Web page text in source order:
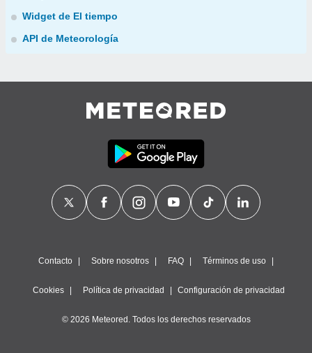
Widget de El tiempo
API de Meteorología
Contacto Sobre nosotros FAQ Términos de uso
Cookies Política de privacidad Configuración de privacidad
© 2026 Meteored. Todos los derechos reservados